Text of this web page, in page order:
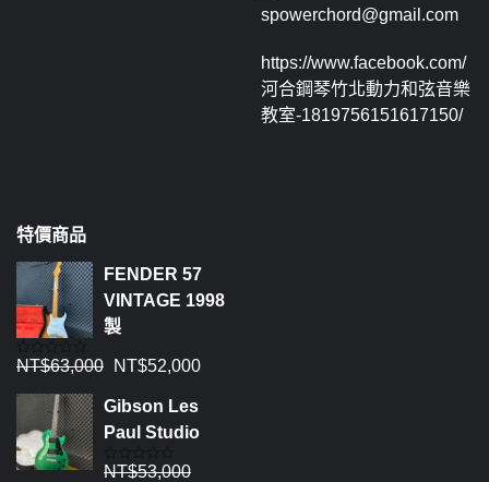
spowerchord@gmail.com
https://www.facebook.com/
河合鋼琴竹北動力和弦音樂
教室-1819756151617150/
特價商品
FENDER 57
VINTAGE 1998
製
評
0
5
NT$63,000 NT$52,000
Gibson Les
Paul Studio
評
NT$53,000